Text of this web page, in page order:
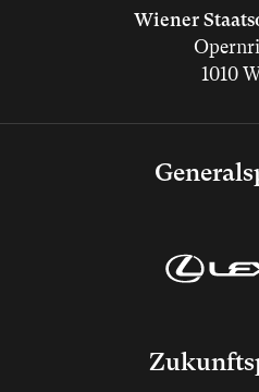
Wiener
1010